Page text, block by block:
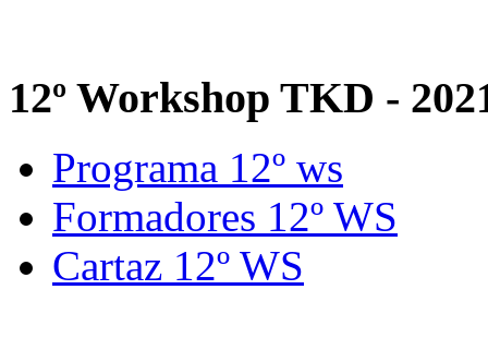
12º Workshop TKD -
Programa 12º ws
Formadores 12º WS
Cartaz 12º WS